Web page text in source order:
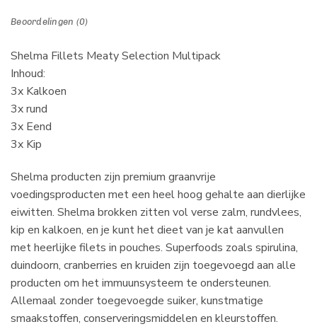
Beoordelingen (0)
Shelma Fillets Meaty Selection Multipack
Inhoud:
3x Kalkoen
3x rund
3x Eend
3x Kip
Shelma producten zijn premium graanvrije
voedingsproducten met een heel hoog gehalte aan dierlijke
eiwitten. Shelma brokken zitten vol verse zalm, rundvlees,
kip en kalkoen, en je kunt het dieet van je kat aanvullen
met heerlijke filets in pouches. Superfoods zoals spirulina,
duindoorn, cranberries en kruiden zijn toegevoegd aan alle
producten om het immuunsysteem te ondersteunen.
Allemaal zonder toegevoegde suiker, kunstmatige
smaakstoffen, conserveringsmiddelen en kleurstoffen.